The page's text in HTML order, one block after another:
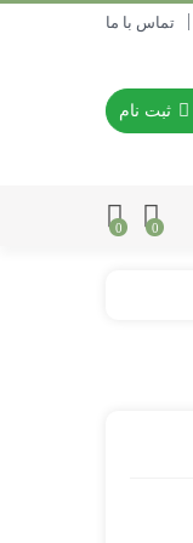
تماس با ما
ثبت نام
0
0